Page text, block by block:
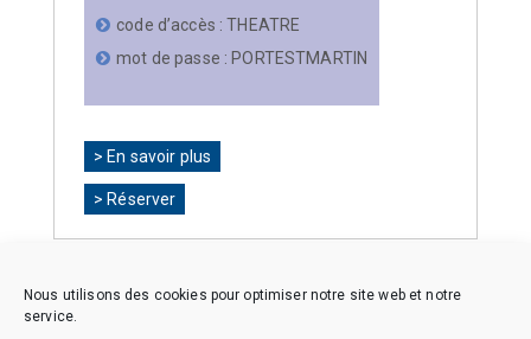
Nous utilisons des cookies pour optimiser notre site web et notre
service.
code d’accès : THEATRE
mot de passe : PORTESTMARTIN
> En savoir plus
> Réserver